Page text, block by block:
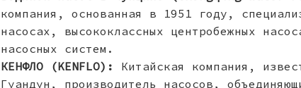
компания, основанная в 1951 году,
насосах, высококлассных центробежных
насосных систем.
КЕНФЛО (KENFLO):
Китайская компания,
Гуандун, производитель насосов,